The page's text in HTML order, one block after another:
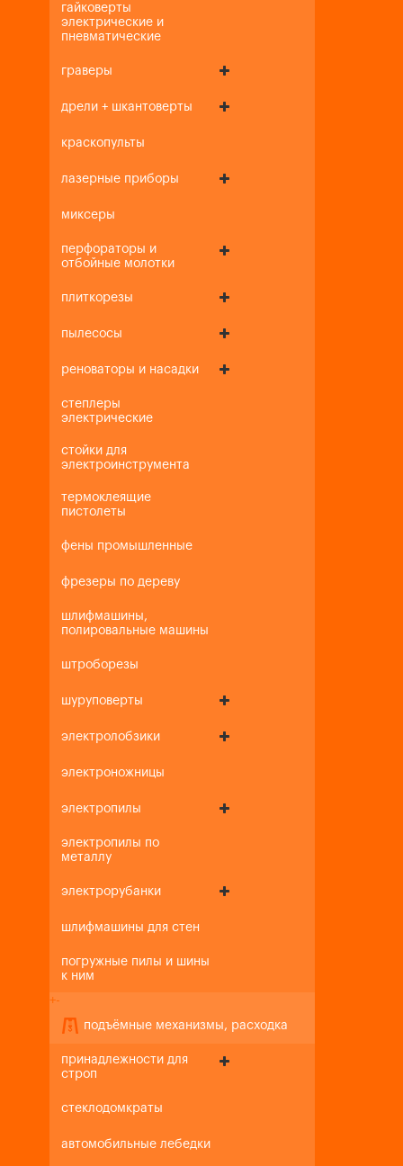
гайковерты
электрические и
пневматические
граверы
дрели + шкантоверты
краскопульты
лазерные приборы
миксеры
перфораторы и
отбойные молотки
плиткорезы
пылесосы
реноваторы и насадки
степлеры
электрические
стойки для
электроинструмента
термоклеящие
пистолеты
фены промышленные
фрезеры по дереву
шлифмашины,
полировальные машины
штроборезы
шуруповерты
электролобзики
электроножницы
электропилы
электропилы по
металлу
электрорубанки
шлифмашины для стен
погружные пилы и шины
к ним
+-
подъёмные механизмы, расходка
принадлежности для
строп
стеклодомкраты
автомобильные лебедки